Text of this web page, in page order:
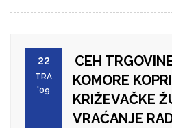
22
TRA
'09
CEH
KOMORE
KRIŽEVAČKE
VRAĆANJE